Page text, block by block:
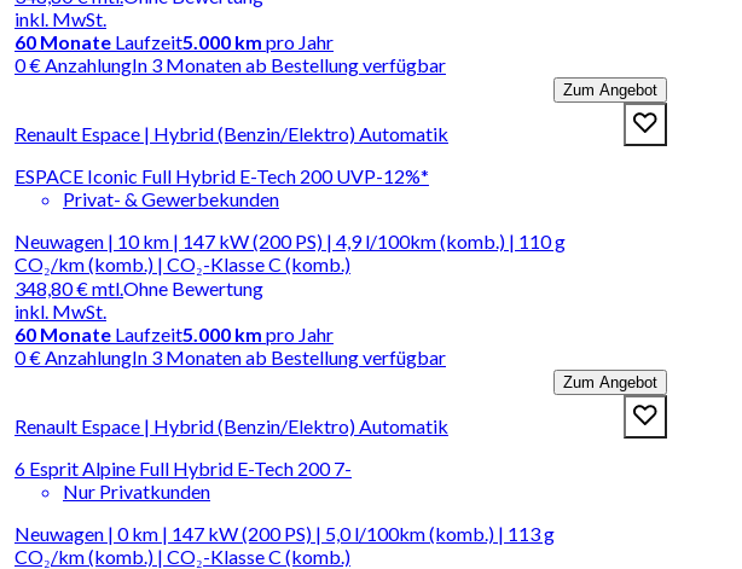
inkl. MwSt.
60 Monate Laufzeit5.000 km pro Jahr
0 € AnzahlungIn 3 Monaten ab Bestellung verfügbar
Zum Angebot
Renault Espace | Hybrid (Benzin/Elektro) Automatik
ESPACE Iconic Full Hybrid E-Tech 200 UVP-12%*
Privat- & Gewerbekunden
Neuwagen | 10 km | 147 kW (200 PS) | 4,9 l/100km (komb.) | 110 g
CO₂/km (komb.) | CO₂-Klasse C (komb.)
348,80 €mtl.
inkl. MwSt.
Ohne Bewertung
60 Monate Laufzeit5.000 km pro Jahr
0 € AnzahlungIn 3 Monaten ab Bestellung verfügbar
Zum Angebot
Renault Espace | Hybrid (Benzin/Elektro) Automatik
6 Esprit Alpine Full Hybrid E-Tech 200 7-
Nur Privatkunden
Neuwagen | 0 km | 147 kW (200 PS) | 5,0 l/100km (komb.) | 113 g
CO₂/km (komb.) | CO₂-Klasse C (komb.)